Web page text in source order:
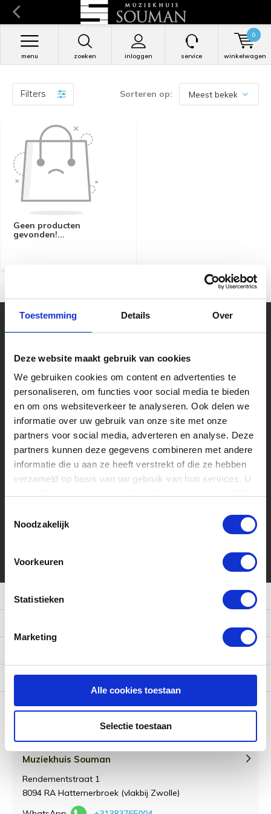
Toestemming Details Over
Deze website maakt gebruik van cookies
We gebruiken cookies om content en advertenties te
personaliseren, om functies voor social media te bieden
en om ons websiteverkeer te analyseren. Ook delen we
informatie over uw gebruik van onze site met onze
partners voor social media, adverteren en analyse. Deze
partners kunnen deze gegevens combineren met andere
informatie die u aan ze heeft verstrekt of die ze hebben
verzameld op basis van uw gebruik van hun services. U
Noodzakelijk
Voorkeuren
Statistieken
Marketing
Alle cookies toestaan
Selectie toestaan
zoeken inloggen
menu service winkelwagen
0
Filters Sorteren op:
Geen producten
gevonden!...
Souman is zeker met de tijd mee gegaan!
onze muziekwinkel van 2000m2 vlakbij
Zwolle. Laat u adviseren over een nieuwe
piano of test zelf één van de speelklare
gitaren.
Volg ons
Ontvang de nieuwste aanbiedingen en
Abonneer
* Lees hier de wettelijke beperkingen
Meer informatie
Categorieën
Contact
Muziekhuis Souman
Rendementstraat 1
8094 RA Hattemerbroek (vlakbij Zwolle)